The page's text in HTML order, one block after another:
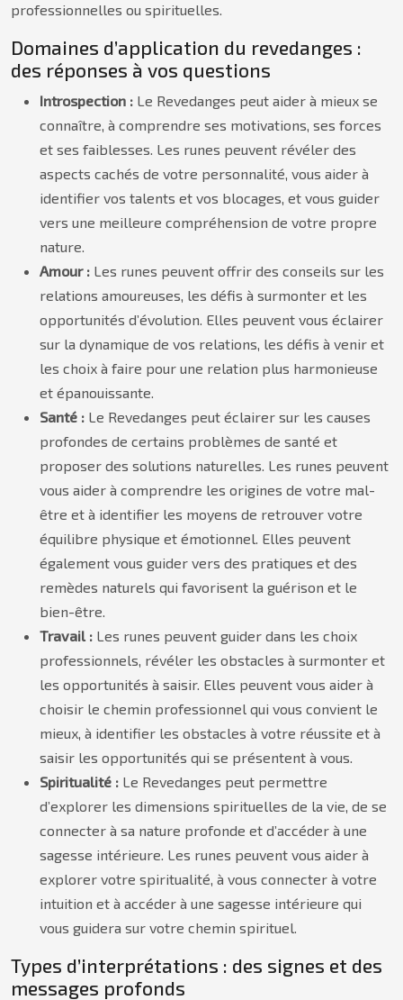
professionnelles ou spirituelles.
Domaines d’application du revedanges :
des réponses à vos questions
Introspection : Le Revedanges peut aider à mieux se
connaître, à comprendre ses motivations, ses forces
et ses faiblesses. Les runes peuvent révéler des
aspects cachés de votre personnalité, vous aider à
identifier vos talents et vos blocages, et vous guider
vers une meilleure compréhension de votre propre
nature.
Amour : Les runes peuvent offrir des conseils sur les
relations amoureuses, les défis à surmonter et les
opportunités d’évolution. Elles peuvent vous éclairer
sur la dynamique de vos relations, les défis à venir et
les choix à faire pour une relation plus harmonieuse
et épanouissante.
Santé : Le Revedanges peut éclairer sur les causes
profondes de certains problèmes de santé et
proposer des solutions naturelles. Les runes peuvent
vous aider à comprendre les origines de votre mal-
être et à identifier les moyens de retrouver votre
équilibre physique et émotionnel. Elles peuvent
également vous guider vers des pratiques et des
remèdes naturels qui favorisent la guérison et le
bien-être.
Travail : Les runes peuvent guider dans les choix
professionnels, révéler les obstacles à surmonter et
les opportunités à saisir. Elles peuvent vous aider à
choisir le chemin professionnel qui vous convient le
mieux, à identifier les obstacles à votre réussite et à
saisir les opportunités qui se présentent à vous.
Spiritualité : Le Revedanges peut permettre
d’explorer les dimensions spirituelles de la vie, de se
connecter à sa nature profonde et d’accéder à une
sagesse intérieure. Les runes peuvent vous aider à
explorer votre spiritualité, à vous connecter à votre
intuition et à accéder à une sagesse intérieure qui
vous guidera sur votre chemin spirituel.
Types d’interprétations : des signes et des
messages profonds